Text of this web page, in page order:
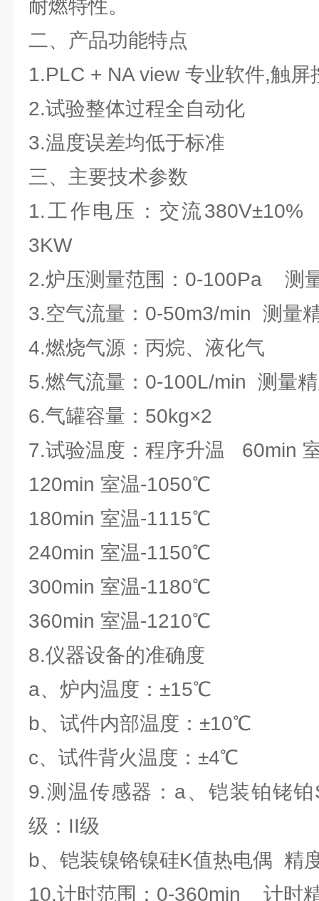
耐燃特性。
二、产品功能特点
1.PLC + NA view 专业软件,触屏
2.试验整体过程全自动化
3.温度误差均低于标准
三、主要技术参数
1.工作电压：交流
3KW
2.炉压测量范围：0-100Pa 测
3.空气流量：0-50m3/min 测量
4.燃烧气源：丙烷、液化气
5.燃气流量：0-100L/min 测量
6.气罐容量：50kg×2
7.试验温度：程序升温 60min
120min 室温-1050℃
180min 室温-1115℃
240min 室温-1150℃
300min 室温-1180℃
360min 室温-1210℃
8.仪器设备的准确度
a、炉内温度：±15℃
b、试件内部温度：±10℃
c、试件背火温度：±4℃
9.测温传感器：a、铠装铂铑
级：II级
b、铠装镍铬镍硅K值热电偶 精
10.计时范围：0-360min 计时